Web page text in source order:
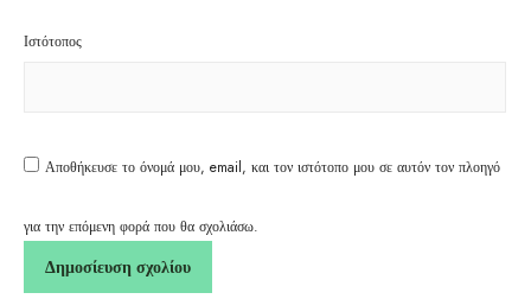
Ιστότοπος
Αποθήκευσε το όνομά μου, email, και τον ιστότοπο μου σε αυτόν τον πλοηγό
για την επόμενη φορά που θα σχολιάσω.